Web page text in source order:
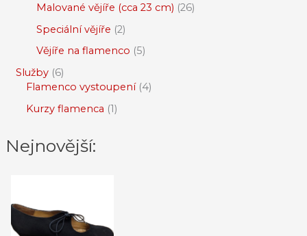
Malované vějíře (cca 23 cm) 26
Speciální vějíře 2
Vějíře na flamenco 5
Služby 6
Flamenco vystoupení 4
Kurzy flamenca 1
Nejnovější: